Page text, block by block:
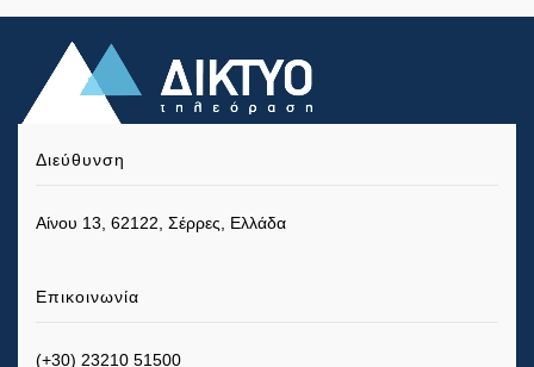
Διεύθυνση
Αίνου 13, 62122, Σέρρες, Ελλάδα
Επικοινωνία
(+30) 23210 51500